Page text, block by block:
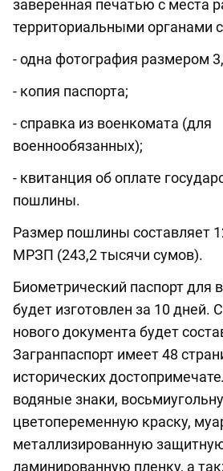
заверенная печатью с места
территориальными органами
- одна фотография размером
- копия паспорта;
- справка из военкомата (для
военнообязанных);
- квитанция об оплате
пошлины.
Размер пошлины составляет
МРЗП (243,2 тысячи сумов).
Биометрический паспорт для
будет изготовлен за 10 дней.
нового документа будет
Загранпаспорт имеет 48
исторических
водяные знаки,
цветопеременную краску,
металлизированную
ламинированную пленку, а